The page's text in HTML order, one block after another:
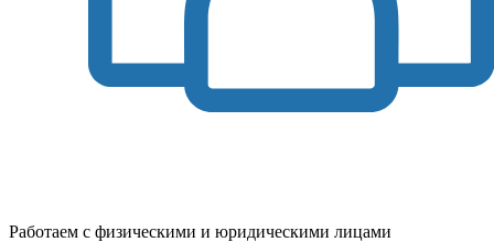
Работаем с физическими и юридическими лицами